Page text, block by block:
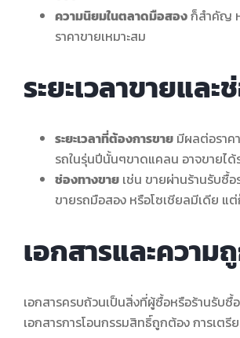
ความนิยมในตลาดมือสองก็สำคัญ
ราคาขายเหมาะสม
ระยะเวลาขายแล
ระยะเวลาที่ต้องการขาย มีผลต่อราค
รถในรุ่นปีนั้นๆขาดแคลน อาจขายได้
ช่องทางขาย เช่น ขายผ่านร้านรับซื้
ขายรถมือสอง หรือโซเชียลมีเดีย แ
เอกสารและควา
เอกสารครบถ้วนเป็นสิ่งที่ผู้ซื้อหรือร้านรับซื้
เอกสารการโอนกรรมสิทธิ์ถูกต้อง การเต